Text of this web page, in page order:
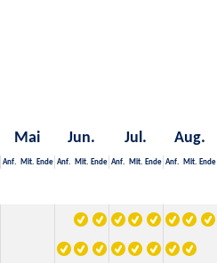
Mai Jun. Jul. Aug.
Anf. Mit. Ende Anf. Mit. Ende Anf. Mit. Ende Anf. Mit. Ende